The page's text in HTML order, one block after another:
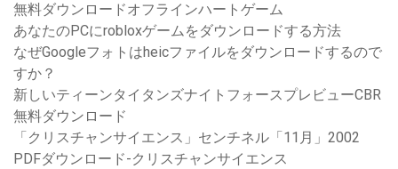
無料ダウンロードオフラインハートゲーム
あなたのPCにrobloxゲームをダウンロードする方法
なぜGoogleフォトはheicファイルをダウンロードするので
すか？
新しいティーンタイタンズナイトフォースプレビューCBR
無料ダウンロード
「クリスチャンサイエンス」センチネル「11月」2002
PDFダウンロード-クリスチャンサイエンス